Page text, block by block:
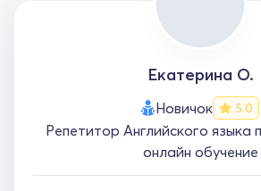
Екатерина О.
Новичок 5.0
Репетитор Английского языка
онлайн обучение